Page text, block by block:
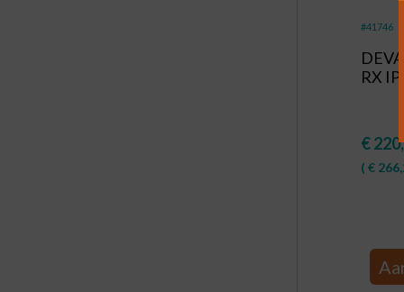
#41746
RX
€
( €